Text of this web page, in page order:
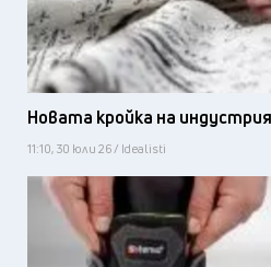
Новата кройка на
11:10, 30 юли 26 / Idealisti